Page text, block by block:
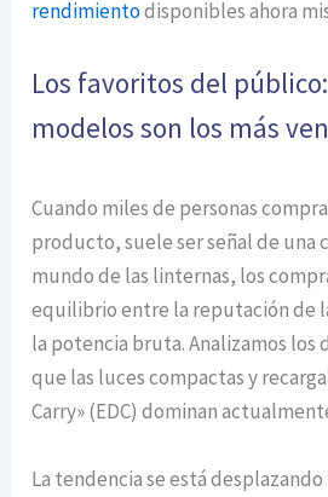
rendimientodisponibles ahora
Los favoritos del
modelos son los más
Cuando miles de personas
producto, suele ser señal de una
mundo de las linternas, los
equilibrio entre la reputación de
la potencia bruta. Analizamos los
que las luces compactas y
Carry» (EDC) dominan
La tendencia se está